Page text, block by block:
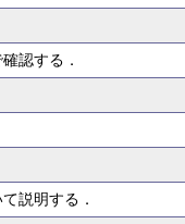
認する．
説明する．